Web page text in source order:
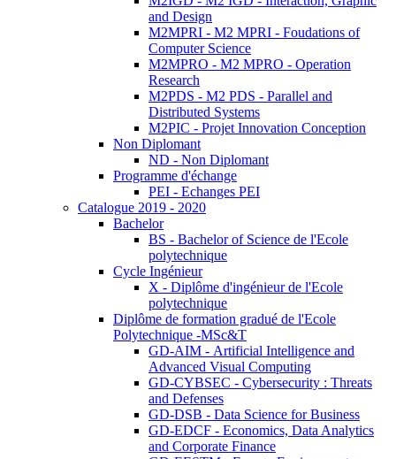
and Design
M2MPRI - M2 MPRI - Foudations of
Computer Science
M2MPRO - M2 MPRO - Operation
Research
M2PDS - M2 PDS - Parallel and
Distributed Systems
M2PIC - Projet Innovation Conception
Non Diplomant
ND - Non Diplomant
Programme d'échange
PEI - Echanges PEI
Catalogue 2019 - 2020
Bachelor
BS - Bachelor of Science de l'Ecole
polytechnique
Cycle Ingénieur
X - Diplôme d'ingénieur de l'Ecole
polytechnique
Diplôme de formation gradué de l'Ecole
Polytechnique -MSc&T
GD-AIM - Artificial Intelligence and
Advanced Visual Computing
GD-CYBSEC - Cybersecurity : Threats
and Defenses
GD-DSB - Data Science for Business
GD-EDCF - Economics, Data Analytics
and Corporate Finance